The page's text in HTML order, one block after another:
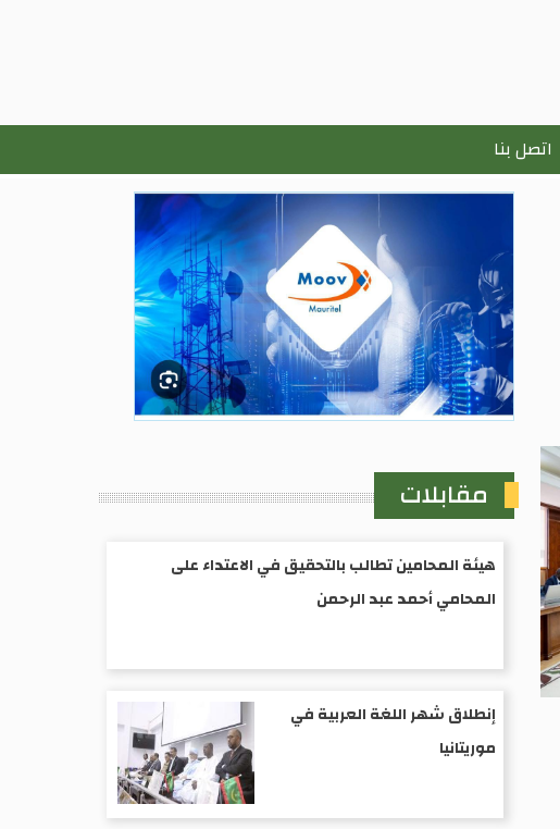
اتصل بنا
مقابلات
هيئة المحامين تطالب بالتحقيق في الاعتداء على
المحامي أحمد عبد الرحمن
إنطلاق شهر اللغة العربية في
موريتانيا